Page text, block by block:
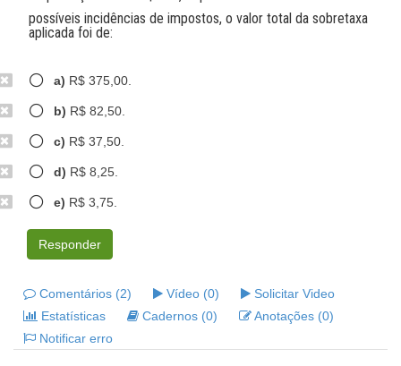
possíveis incidências de impostos, o valor total da sobretaxa
aplicada foi de:
a) R$ 375,00.
b) R$ 82,50.
c) R$ 37,50.
d) R$ 8,25.
e) R$ 3,75.
Responder
Comentários (2) Vídeo (0)
Solicitar Video
Estatísticas
Cadernos (0)
Anotações (0)
Notificar erro